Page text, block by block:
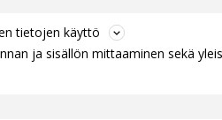
tietojen käyttö
ja sisällön mittaaminen sekä